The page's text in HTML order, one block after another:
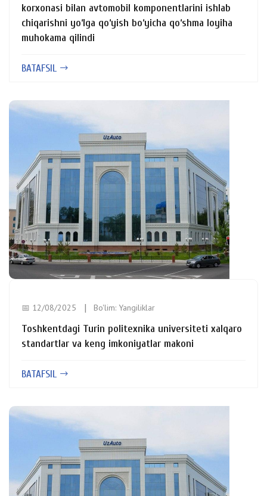
korxonasi bilan avtomobil komponentlarini ishlab
chiqarishni yo‘lga qo‘yish bo‘yicha qo‘shma loyiha
muhokama qilindi
BATAFSIL
📅 12/08/2025 Bo'lim: Yangiliklar
Toshkentdagi Turin politexnika universiteti xalqaro
standartlar va keng imkoniyatlar makoni
BATAFSIL